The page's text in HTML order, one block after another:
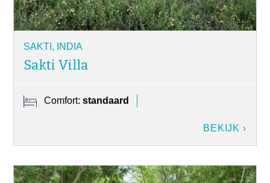
SAKTI, INDIA
Sakti Villa
Comfort:standaard
BEKIJK ›